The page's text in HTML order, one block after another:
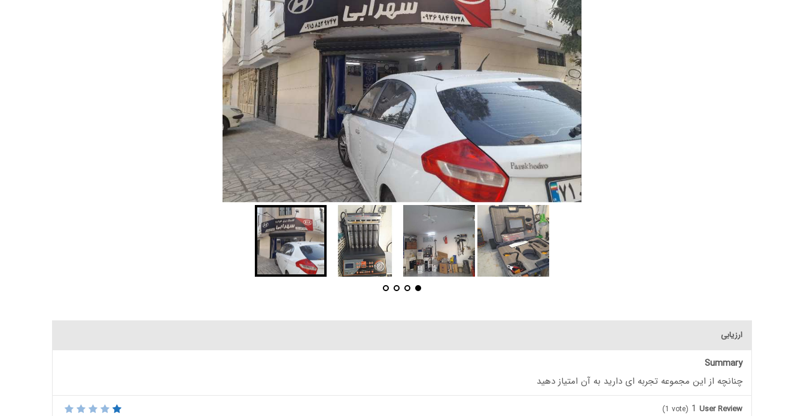
ارزیابی
Summary
چنانچه از این مجموعه تجربه ای دارید به آن امتیاز دهید
User Review
1
(1 vote)